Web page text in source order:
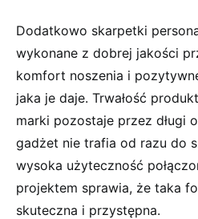
Dodatkowo skarpetki
wykonane z dobrej jakości
komfort noszenia i
jaka je daje. Trwałość
marki pozostaje przez długi
gadżet nie trafia od razu do
wysoka użyteczność
projektem sprawia, że taka
skuteczna i przystępna.